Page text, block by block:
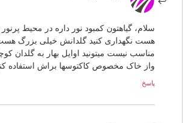
سلام، گیاهتون کمبود نور داره در محیط پرنور
هست نگهداری کنید گلدانش خیلی بزرگ هست
مناسب نیست میتونید اوایل بهار به گلدان کوچکتری
واز خاک مخصوص کاکتوسها براش استفاده کنید.